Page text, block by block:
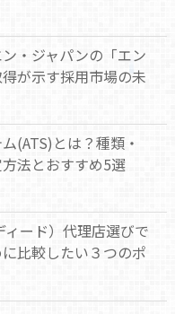
・ジャパンの「エン
が示す採用市場の未
(ATS)とは？種類・
法とおすすめ5選
ード）代理店選びで
比較したい３つのポ